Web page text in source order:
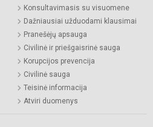
Konsultavimasis su visuomene
Dažniausiai užduodami klausimai
Pranešėjų apsauga
Civilinė ir priešgaisrinė sauga
Korupcijos prevencija
Civilinė sauga
Teisinė informacija
Atviri duomenys